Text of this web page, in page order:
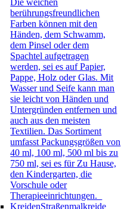
Die weichen
berührungsfreundlichen
Farben können mit den
Händen, dem Schwamm,
dem Pinsel oder dem
Spachtel aufgetragen
werden, sei es auf Papier,
Pappe, Holz oder Glas. Mit
Wasser und Seife kann man
sie leicht von Händen und
Untergründen entfernen und
auch aus den meisten
Textilien. Das Sortiment
umfasst Packungsgrößen von
40 ml, 100 ml, 500 ml bis zu
750 ml, sei es für Zu Hause,
den Kindergarten, die
Vorschule oder
Therapieeinrichtungen.
KreidenStraßenmalkreide